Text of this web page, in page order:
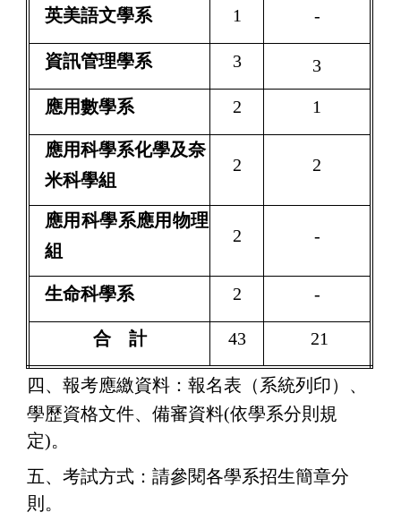
英美語文學系 1 -
資訊管理學系 3 3
應用數學系 2 1
應用科學系化學及奈
米科學組
2 2
應用科學系應用物理
組
2 -
生命科學系 2 -
合 計 43 21
四、報考應繳資料： 報名表（系統列印）、
學歷資格文件、備審資料(依學系分則規
定)。
五、考試方式：請參閱各學系招生簡章分
則。